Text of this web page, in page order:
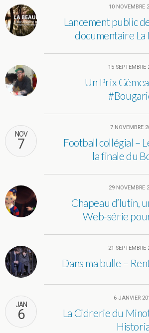
10 NOVEMBRE
Lancement public
documentaire
15 SEPTEMBRE
Un Prix
NOV
7
7 NOVEMBRE
Football collégial –
la finale du
29 NOVEMBRE
Chapeau d’lutin,
Web-série
21 SEPTEMBRE
Dans ma bulle –
JAN
6
6 JANVIER
La Cidrerie du